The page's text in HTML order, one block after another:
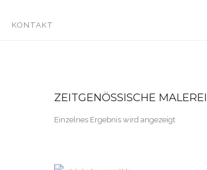
KONTAKT
ZEITGENÖSSISCHE MALEREI
Einzelnes Ergebnis wird angezeigt